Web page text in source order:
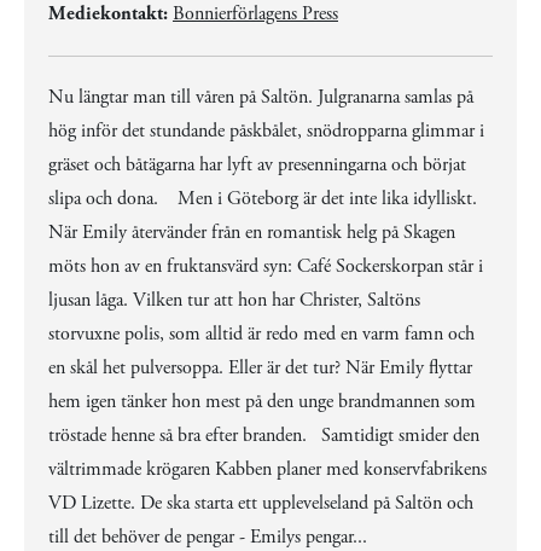
Mediekontakt: Bonnierförlagens Press
Nu längtar man till våren på Saltön. Julgranarna samlas på
hög inför det stundande påskbålet, snödropparna glimmar i
gräset och båtägarna har lyft av presenningarna och börjat
slipa och dona. Men i Göteborg är det inte lika idylliskt.
När Emily återvänder från en romantisk helg på Skagen
möts hon av en fruktansvärd syn: Café Sockerskorpan står i
ljusan låga. Vilken tur att hon har Christer, Saltöns
storvuxne polis, som alltid är redo med en varm famn och
en skål het pulversoppa. Eller är det tur? När Emily flyttar
hem igen tänker hon mest på den unge brandmannen som
tröstade henne så bra efter branden. Samtidigt smider den
vältrimmade krögaren Kabben planer med konservfabrikens
VD Lizette. De ska starta ett upplevelseland på Saltön och
till det behöver de pengar - Emilys pengar...